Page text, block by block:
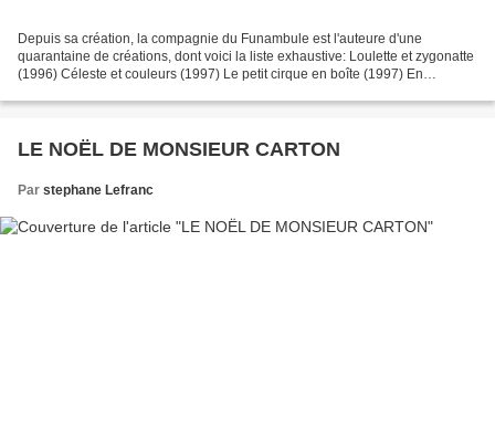
Depuis sa création, la compagnie du Funambule est l'auteure d'une
quarantaine de créations, dont voici la liste exhaustive: Loulette et zygonatte
(1996) Céleste et couleurs (1997) Le petit cirque en boîte (1997) En
LE NOËL DE MONSIEUR CARTON
Par stephane Lefranc